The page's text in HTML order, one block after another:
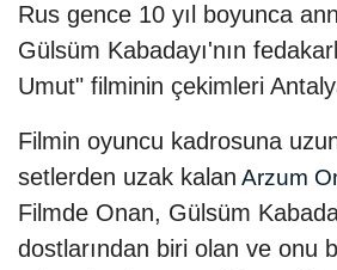
Rus gence 10 yıl boyunca
Gülsüm Kabadayı'nın
Umut" filminin çekimleri
Filmin oyuncu kadrosuna
setlerden uzak kalan Arzum
Filmde Onan, Gülsüm
dostlarından biri olan ve onu